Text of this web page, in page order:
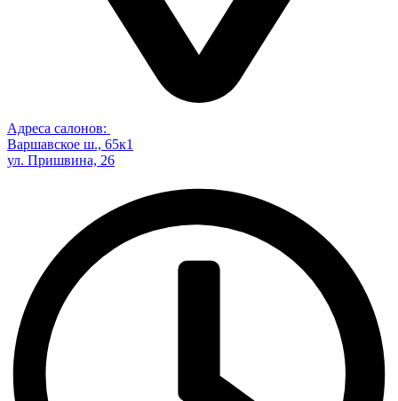
Адреса салонов:
Варшавское ш., 65к1
ул. Пришвина, 26